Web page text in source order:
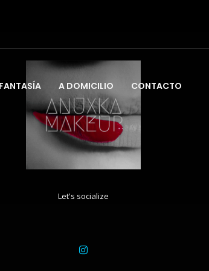
FANTASÍA A DOMICILIO CONTACTO
Let's socialize